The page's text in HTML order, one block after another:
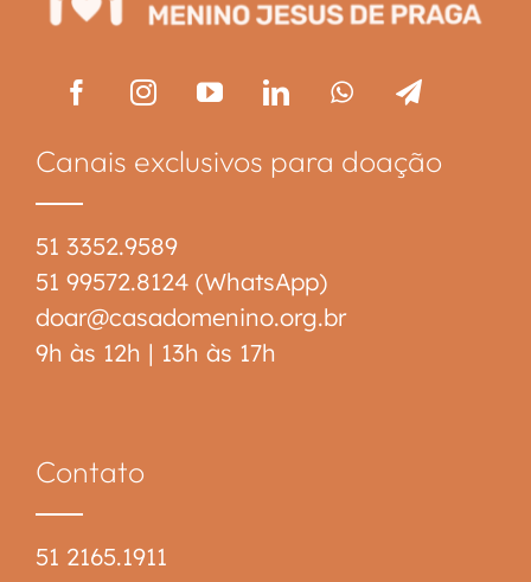
Canais exclusivos para doação
51 3352.9589
51 99572.8124 (WhatsApp)
doar@casadomenino.org.br
9h às 12h | 13h às 17h
Contato
51 2165.1911